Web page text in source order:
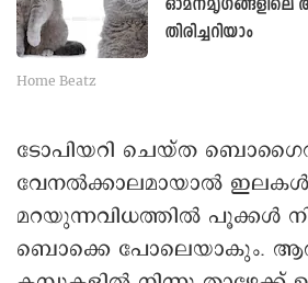
ഓമനമൃഗങ്ങളിലെ
തിരിച്ചറിയാം
Home Beatz
ടോപിയറി ചെയ്ത
വേനൽക്കാലമായാൽ
മറയുന്നവിധത്തിൽ പൂക്കൾ
ബൊക്കെ പോലെയാകും.